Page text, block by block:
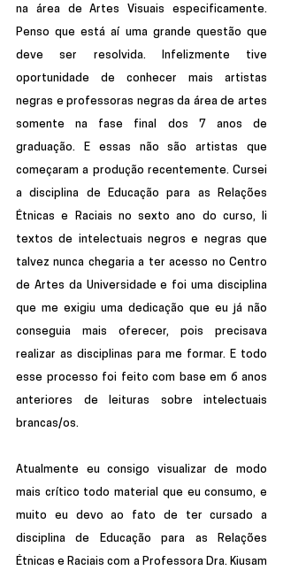
na área de Artes Visuais especificamente.
Penso que está aí uma grande questão que
deve ser resolvida. Infelizmente tive
oportunidade de conhecer mais artistas
negras e professoras negras da área de artes
somente na fase final dos 7 anos de
graduação. E essas não são artistas que
começaram a produção recentemente. Cursei
a disciplina de Educação para as Relações
Étnicas e Raciais no sexto ano do curso, li
textos de intelectuais negros e negras que
talvez nunca chegaria a ter acesso no Centro
de Artes da Universidade e foi uma disciplina
que me exigiu uma dedicação que eu já não
conseguia mais oferecer, pois precisava
realizar as disciplinas para me formar. E todo
esse processo foi feito com base em 6 anos
anteriores de leituras sobre intelectuais
brancas/os.
Atualmente eu consigo visualizar de modo
mais crítico todo material que eu consumo, e
muito eu devo ao fato de ter cursado a
disciplina de Educação para as Relações
Étnicas e Raciais com a Professora Dra. Kiusam